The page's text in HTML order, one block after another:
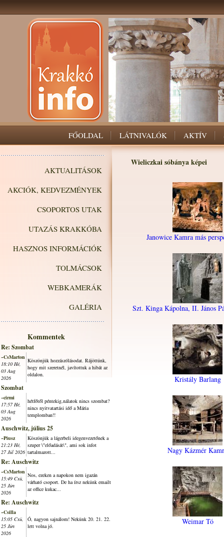
FŐOLDAL LÁTNIVALÓK AKTÍV
AKTUALITÁSOK
AKCIÓK, KEDVEZMÉNYEK
CSOPORTOS UTAK
UTAZÁS KRAKKÓBA
HASZNOS INFORMÁCIÓK
TOLMÁCSOK
WEBKAMERÁK
GALÉRIA
Kommentek
Re: Szombat
~CsMarton
18:10 Hé,
03 Aug
2026
Köszönjük hozzászólásodat. Rájöttünk,
hogy mit szeretnél, javítottuk a hibát az
oldalon.
Szombat
~cirmi
17:57 Hé,
03 Aug
2026
hétfőtől péntekig,nálatok nincs szombat?
nincs nyitvatartási idő a Mária
templomban!!
Auschwitz, július 25
~Piusz
21:23 Hé,
27 Júl 2026
Köszönjük a lágerbeli idegenvezetőnek a
szuper \"előadását\", ami sok infot
tartalmazott...
Re: Auschwitz
~CsMarton
15:49 Csü,
25 Jún
2026
Nos, ezeken a napokon nem igazán
várható csoport. De ha írsz nekünk emailt
az office kukac...
Re: Auschwitz
~Csilla
15:05 Csü,
25 Jún
2026
Ó, nagyon sajnálom! Nekünk 20. 21. 22.
lett volna jó.
Wieliczkai sóbánya képei
Janowice Kamra más
Szt. Kinga Kápolna, II. János
Kristály Barlang
Nagy Kázmér
Weimar Tó